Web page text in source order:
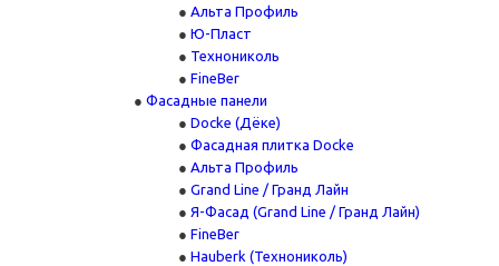
Альта Профиль
Ю-Пласт
Технониколь
FineBer
Фасадные панели
Docke (Дёке)
Фасадная плитка Docke
Альта Профиль
Grand Line / Гранд Лайн
Я-Фасад (Grand Line / Гранд Лайн)
FineBer
Hauberk (Технониколь)